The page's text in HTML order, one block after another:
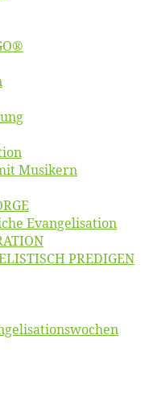
Musikern
Evangelisation
PREDIGEN